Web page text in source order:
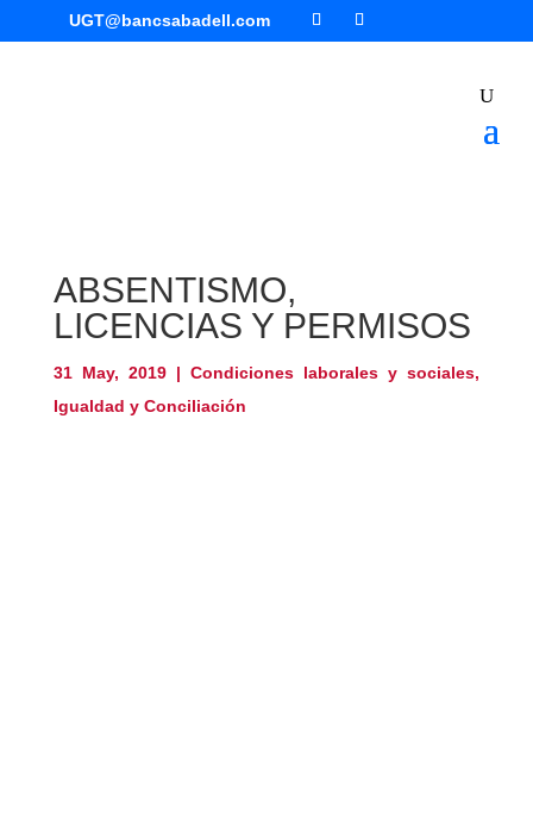
UGT@bancsabadell.com
ABSENTISMO,
LICENCIAS Y PERMISOS
31 May, 2019|Condiciones laborales y sociales,
Igualdad y Conciliación